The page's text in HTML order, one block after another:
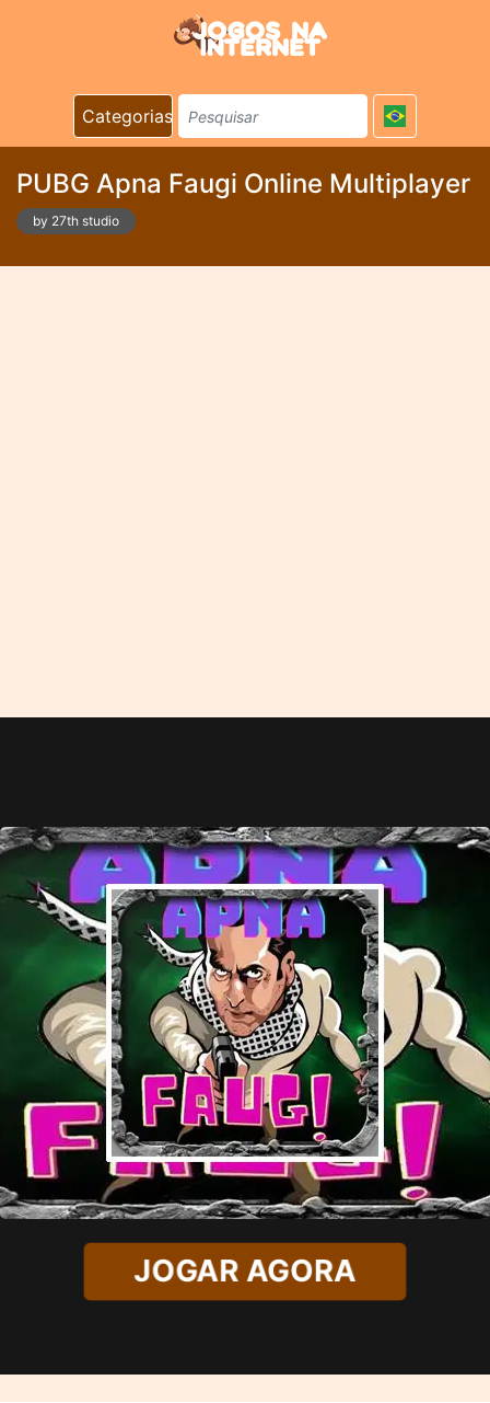
Categorias
PUBG Apna Faugi Online Multiplayer
by 27th studio
JOGAR AGORA